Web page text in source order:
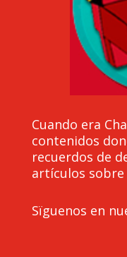
Cuando era
contenidos
recuerdos de
artículos
Sïguenos en